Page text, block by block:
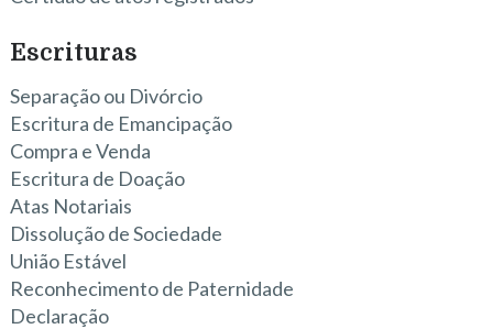
Escrituras
Separação ou Divórcio
Escritura de Emancipação
Compra e Venda
Escritura de Doação
Atas Notariais
Dissolução de Sociedade
União Estável
Reconhecimento de Paternidade
Declaração